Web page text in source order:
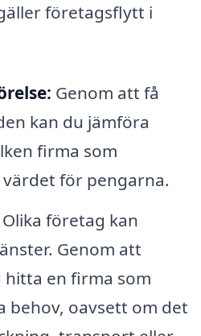
företagsflytt i
Genom att få
kan du jämföra
firma som
för pengarna.
Olika företag kan
Genom att
hitta en firma som
behov, oavsett om det